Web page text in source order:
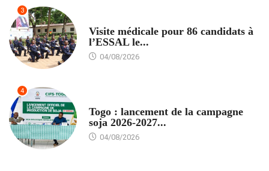
3
Visite médicale pour 86 candidats à
l’ESSAL le...
04/08/2026
4
Togo : lancement de la campagne
soja 2026-2027...
04/08/2026